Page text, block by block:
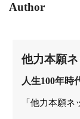
Author
他力本願ネ
人生100年時
「他力本願